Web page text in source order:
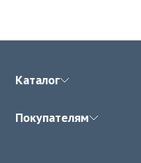
Каталог
Покупателям